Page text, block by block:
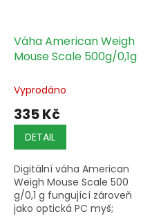
Váha American Weigh
Mouse Scale 500g/0,1g
Vyprodáno
335 Kč
DETAIL
Digitální váha American
Weigh Mouse Scale 500
g/0,1 g fungující zároveň
jako optická PC myš;